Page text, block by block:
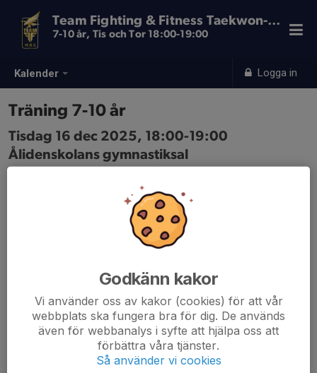
Kalender Logga in
Team Fighting & Fitness Taekwon-Do
7-10 år, Tis och Tor 18:00-19:00
Träning 7-10 år
Tisdag 16 dec 2025, 18:00-19:00
Ålidenskolans gymnastiksal
Godkänn kakor
Vi använder oss av kakor (cookies) för att vår
webbplats ska fungera bra för dig. De används
även för webbanalys i syfte att hjälpa oss att
förbättra våra tjänster.
Så använder vi cookies